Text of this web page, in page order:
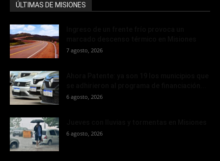
ÚLTIMAS DE MISIONES
7 agosto, 2026
6 agosto, 2026
6 agosto, 2026